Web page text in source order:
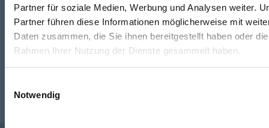
Partner für soziale Medien, Werbung und Analysen weiter.
Partner führen diese Informationen möglicherweise mit
Daten zusammen, die Sie ihnen bereitgestellt haben oder
Rahmen Ihrer Nutzung der Dienste gesammelt haben.
Notwendig
WhatsApp
+49 (0)151 172 082 54